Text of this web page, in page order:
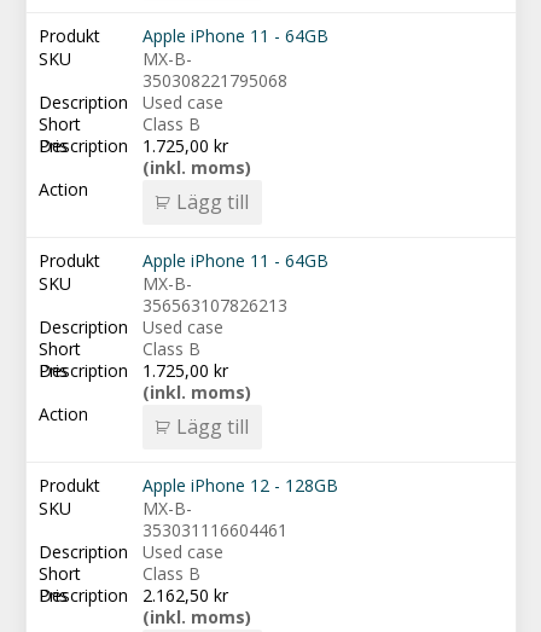
Apple iPhone 11 - 64GB
MX-B-
350308221795068
Used case
Class B
1.725,00 kr
(inkl. moms)
Lägg till
Apple iPhone 11 - 64GB
MX-B-
356563107826213
Used case
Class B
1.725,00 kr
(inkl. moms)
Lägg till
Apple iPhone 12 - 128GB
MX-B-
353031116604461
Used case
Class B
2.162,50 kr
(inkl. moms)